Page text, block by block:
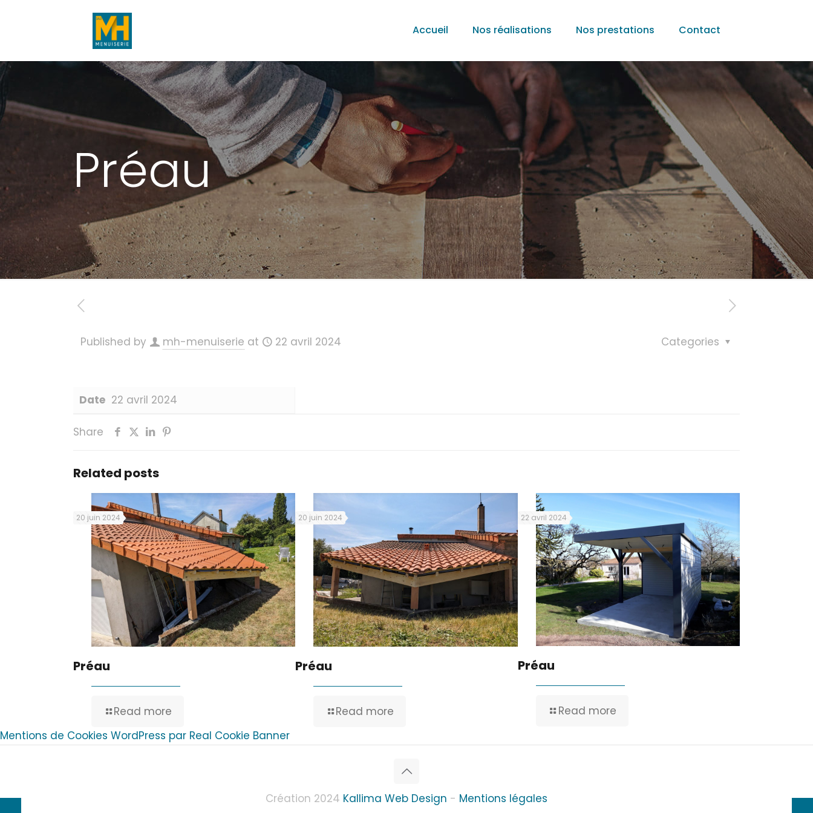
Accueil Nos réalisations Nos prestations Contact
Préau
Published by mh-menuiserie at 22 avril 2024 Categories
Date 22 avril 2024
Share
Related posts
20 juin 2024
Préau
Read more
20 juin 2024
Préau
Read more
22 avril 2024
Préau
Read more
Création 2024 Kallima Web Design - Mentions légales
Mentions de Cookies WordPress par Real Cookie Banner